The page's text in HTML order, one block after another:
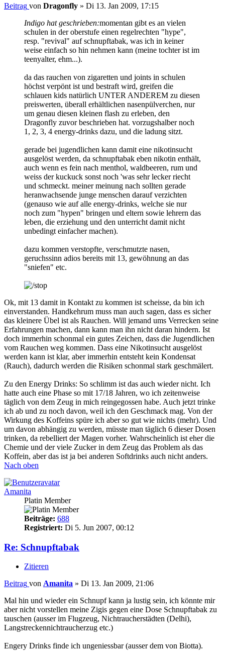
Beitrag von Dragonfly » Di 13. Jan 2009, 17:15
Indigo hat geschrieben:momentan gibt es an vielen
schulen in der oberstufe einen regelrechten "hype",
resp. "revival" auf schnupftabak, was ich in keiner
weise einfach so hin nehmen kann (meine tochter ist im
teenyalter, ehm...).
da das rauchen von zigaretten und joints in schulen
höchst verpönt ist und bestraft wird, greifen die
schlauen kids natürlich UNTER ANDEREM zu diesen
preiswerten, überall erhältlichen nasenpülverchen, nur
um genau diesen kleinen flash zu erleben, den
Dragonfly zuvor beschrieben hat. vorzugshalber noch
1, 2, 3, 4 energy-drinks dazu, und die ladung sitzt.
gerade bei jugendlichen kann damit eine nikotinsucht
ausgelöst werden, da schnupftabak eben nikotin enthält,
auch wenn es fein nach menthol, waldbeeren, rum und
weiss der kuckuck sonst noch 'was sehr lecker riecht
und schmeckt. meiner meinung nach sollten gerade
heranwachsende junge menschen darauf verzichten
(genauso wie auf alle energy-drinks, welche sie nur
noch zum "hypen" bringen und eltern sowie lehrern das
leben, die erziehung und den unterricht damit nicht
unbedingt einfacher machen).
dazu kommen verstopfte, verschmutzte nasen,
geruchssinn adios bereits mit 13, gewöhnung an das
"sniefen" etc.
Ok, mit 13 damit in Kontakt zu kommen ist scheisse, da bin ich
einverstanden. Handkehrum muss man auch sagen, dass es sicher
das kleinere Übel ist als Rauchen. Will jemand ums Verrecken seine
Erfahrungen machen, dann kann man ihn nicht daran hindern. Ist
doch immerhin schonmal ein gutes Zeichen, dass die Jugendlichen
vom Rauchen weg kommen. Dass eine Nikotinsucht ausgelöst
werden kann ist klar, aber immerhin entsteht kein Kondensat
(Rauch), dadurch werden die Risiken schonmal stark geschmälert.
Zu den Energy Drinks: So schlimm ist das auch wieder nicht. Ich
hatte auch eine Phase so mit 17/18 Jahren, wo ich zeitenweise
täglich von dem Zeug in mich reingegossen habe. Auch jetzt trinke
ich ab und zu noch davon, weil ich den Geschmack mag. Von der
Wirkung des Koffeins spüre ich aber so gut wie nichts (mehr). Und
um davon abhängig zu werden, müsste man täglich 6 dieser Dosen
trinken, da rebelliert der Magen vorher. Wahrscheinlich ist eher die
Chemie und der viele Zucker in dem Zeug das Problem als das
Koffein, aber das ist ja bei anderen Softdrinks auch nicht anders.
Nach oben
Amanita
Platin Member
Beiträge: 688
Registriert: Di 5. Jun 2007, 00:12
Re: Schnupftabak
Zitieren
Beitrag von Amanita » Di 13. Jan 2009, 21:06
Mal hin und wieder ein Schnupf kann ja lustig sein, ich könnte mir
aber nicht vorstellen meine Zigis gegen eine Dose Schnupftabak zu
tauschen (ausser im Flugzeug, Nichtraucherstädten (Delhi),
Langstreckennichtraucherzug etc.)
Engery Drinks finde ich ungeniessbar (ausser dem von Biotta).